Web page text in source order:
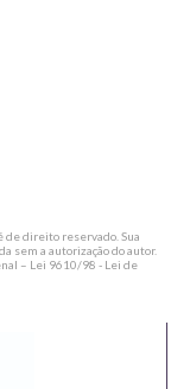
de direito reservado. Sua
sem a autorização do autor.
– Lei 9610/98 - Lei de